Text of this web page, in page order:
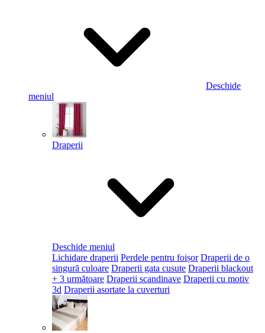
Deschide
meniul
Draperii
Deschide meniul
Lichidare draperii Perdele pentru foișor Draperii de o
singură culoare Draperii gata cusute Draperii blackout
+ 3 următoare Draperii scandinave Draperii cu motiv
3d Draperii asortate la cuverturi